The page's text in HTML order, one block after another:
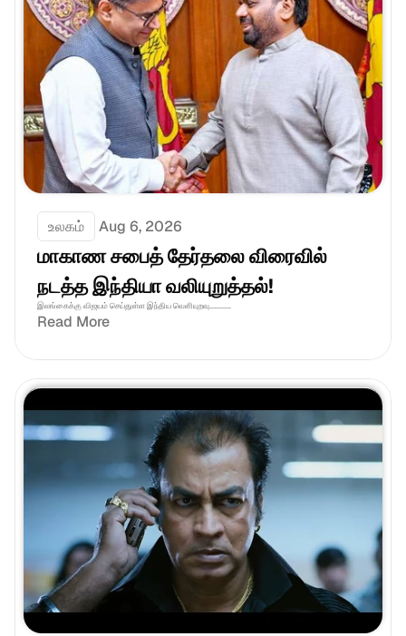
உலகம் Aug 6, 2026
மாகாண சபைத் தேர்தலை விரைவில்
நடத்த இந்தியா வலியுறுத்தல்!
இலங்கைக்கு விஜயம் செய்துள்ள இந்திய வெளியுறவு............
Read More